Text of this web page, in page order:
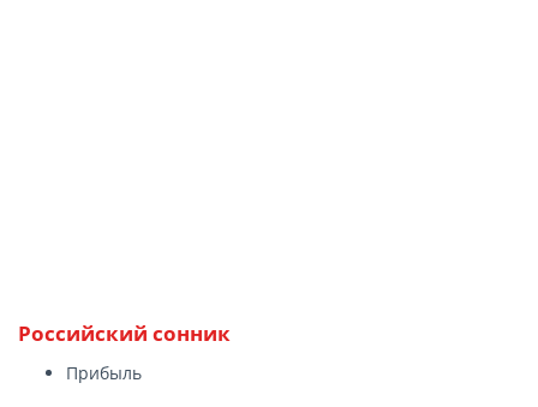
Российский сонник
Прибыль